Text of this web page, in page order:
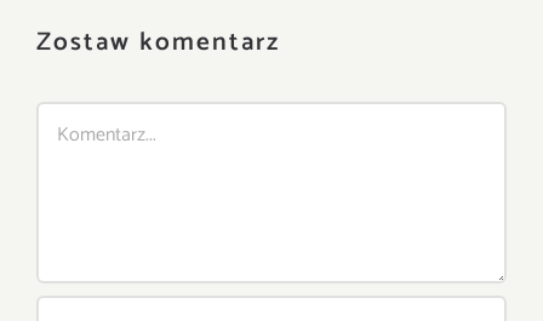
Zostaw komentarz
Comment